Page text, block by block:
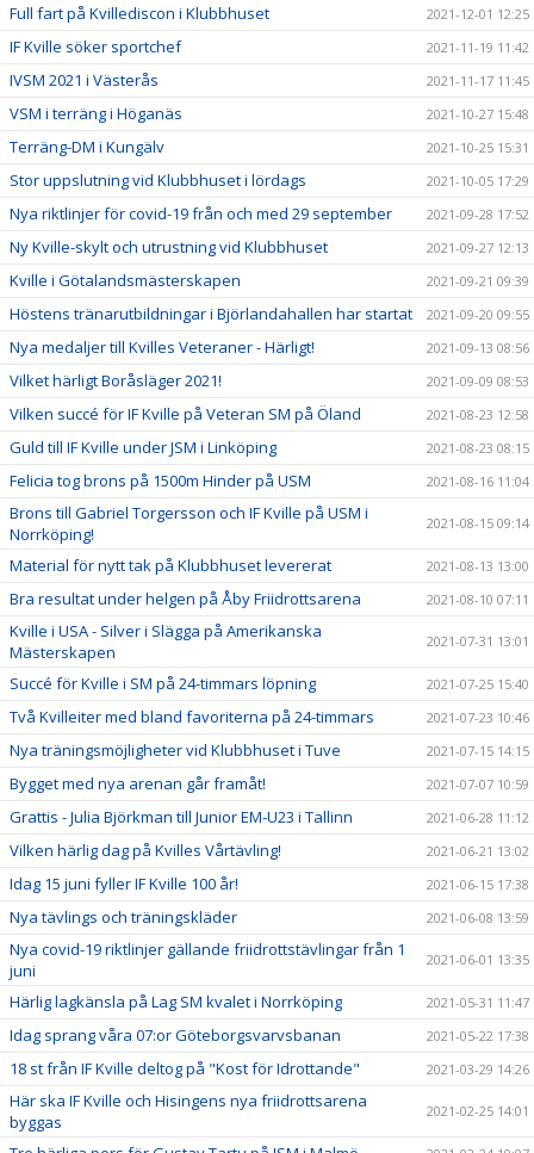
Full fart på Kvillediscon i Klubbhuset 2021-12-01 12:25
IF Kville söker sportchef 2021-11-19 11:42
IVSM 2021 i Västerås 2021-11-17 11:45
VSM i terräng i Höganäs 2021-10-27 15:48
Terräng-DM i Kungälv 2021-10-25 15:31
Stor uppslutning vid Klubbhuset i lördags 2021-10-05 17:29
Nya riktlinjer för covid-19 från och med 29 september 2021-09-28 17:52
Ny Kville-skylt och utrustning vid Klubbhuset 2021-09-27 12:13
Kville i Götalandsmästerskapen 2021-09-21 09:39
Höstens tränarutbildningar i Björlandahallen har startat 2021-09-20 09:55
Nya medaljer till Kvilles Veteraner - Härligt! 2021-09-13 08:56
Vilket härligt Boråsläger 2021! 2021-09-09 08:53
Vilken succé för IF Kville på Veteran SM på Öland 2021-08-23 12:58
Guld till IF Kville under JSM i Linköping 2021-08-23 08:15
Felicia tog brons på 1500m Hinder på USM 2021-08-16 11:04
Brons till Gabriel Torgersson och IF Kville på USM i
Norrköping!
2021-08-15 09:14
Material för nytt tak på Klubbhuset levererat 2021-08-13 13:00
Bra resultat under helgen på Åby Friidrottsarena 2021-08-10 07:11
Kville i USA - Silver i Slägga på Amerikanska
Mästerskapen
2021-07-31 13:01
Succé för Kville i SM på 24-timmars löpning 2021-07-25 15:40
Två Kvilleiter med bland favoriterna på 24-timmars 2021-07-23 10:46
Nya träningsmöjligheter vid Klubbhuset i Tuve 2021-07-15 14:15
Bygget med nya arenan går framåt! 2021-07-07 10:59
Grattis - Julia Björkman till Junior EM-U23 i Tallinn 2021-06-28 11:12
Vilken härlig dag på Kvilles Vårtävling! 2021-06-21 13:02
Idag 15 juni fyller IF Kville 100 år! 2021-06-15 17:38
Nya tävlings och träningskläder 2021-06-08 13:59
Nya covid-19 riktlinjer gällande friidrottstävlingar från 1
juni
2021-06-01 13:35
Härlig lagkänsla på Lag SM kvalet i Norrköping 2021-05-31 11:47
Idag sprang våra 07:or Göteborgsvarvsbanan 2021-05-22 17:38
18 st från IF Kville deltog på "Kost för Idrottande" 2021-03-29 14:26
Här ska IF Kville och Hisingens nya friidrottsarena
byggas
2021-02-25 14:01